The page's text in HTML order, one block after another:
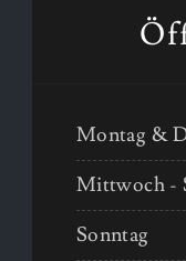
Montag &
Mittwoch -
Sonntag